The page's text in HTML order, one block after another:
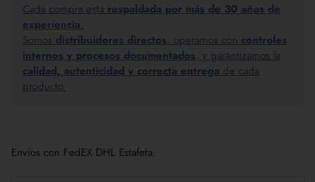
Cada compra está respaldada por más de 30 años de
experiencia.
Somos distribuidores directos, operamos con controles
internos y procesos documentados, y garantizamos la
calidad, autenticidad y correcta entrega de cada
producto.
un
producto
Envíos con FedEX DHL Estafeta.